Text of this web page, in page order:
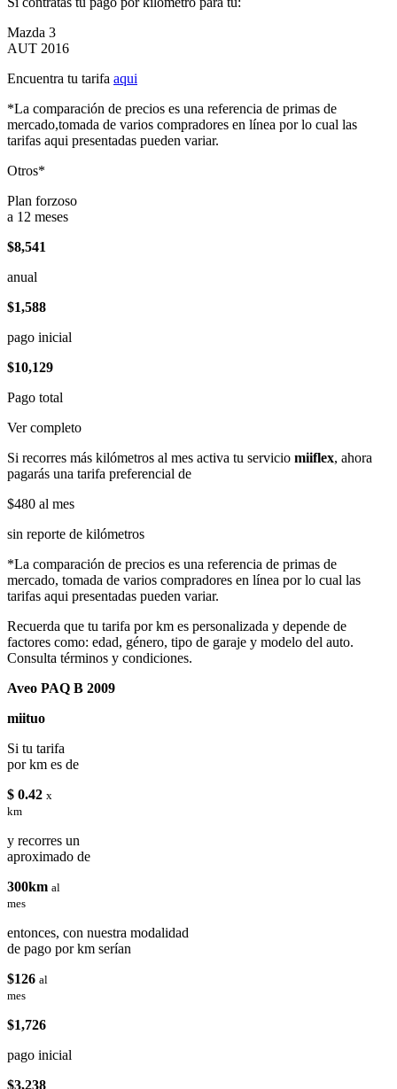
Mazda 3
AUT 2016
Encuentra tu tarifa aqui
*La comparación de precios es una referencia de primas de
mercado,tomada de varios compradores en línea por lo cual las
tarifas aqui presentadas pueden variar.
Otros*
Plan forzoso
a 12 meses
$8,541
anual
$1,588
pago inicial
$10,129
Pago total
Ver completo
Si recorres más kilómetros al mes activa tu servicio miiflex, ahora
pagarás una tarifa preferencial de
$480 al mes
sin reporte de kilómetros
*La comparación de precios es una referencia de primas de
mercado, tomada de varios compradores en línea por lo cual las
tarifas aqui presentadas pueden variar.
Recuerda que tu tarifa por km es personalizada y depende de
factores como: edad, género, tipo de garaje y modelo del auto.
Consulta términos y condiciones.
Aveo PAQ B 2009
miituo
Si tu tarifa
por km es de
$ 0.42 x
km
y recorres un
aproximado de
300km al
mes
entonces, con nuestra modalidad
de pago por km serían
$126 al
mes
$1,726
pago inicial
$3,238